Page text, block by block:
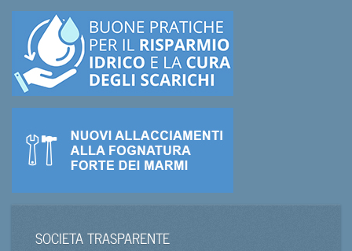
SOCIETA TRASPARENTE